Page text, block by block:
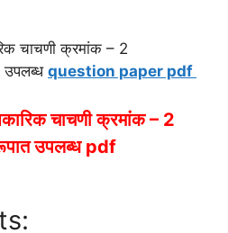
चाचणी क्रमांक – 2
उपलब्ध question paper pdf
चाचणी क्रमांक – 2
उपलब्ध pdf